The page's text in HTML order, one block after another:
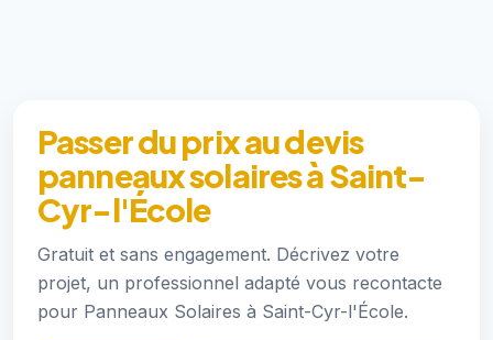
Passer du prix au devis
panneaux solaires à Saint-
Cyr-l'École
Gratuit et sans engagement. Décrivez votre
projet, un professionnel adapté vous recontacte
pour Panneaux Solaires à Saint-Cyr-l'École.